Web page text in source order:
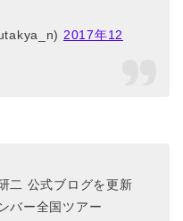
2017年12
二 公式ブログを更新
バー全国ツアー